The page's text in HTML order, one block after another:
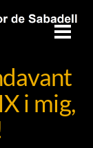
i mig,